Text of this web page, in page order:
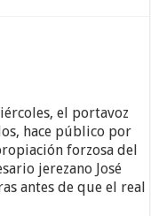
el portavoz
hace público por
forzosa del
jerezano José
antes de que el real